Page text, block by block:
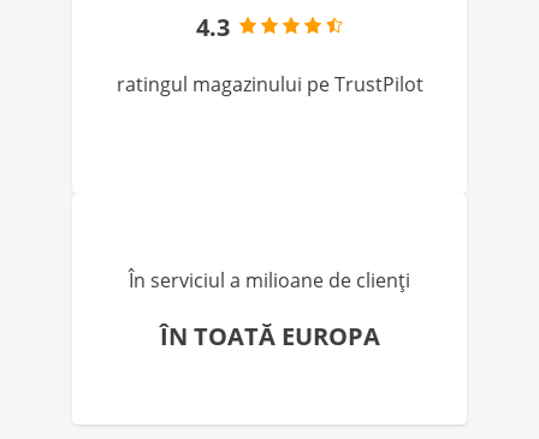
4.3
ratingul magazinului pe TrustPilot
În serviciul a milioane de clienți
ÎN TOATĂ EUROPA